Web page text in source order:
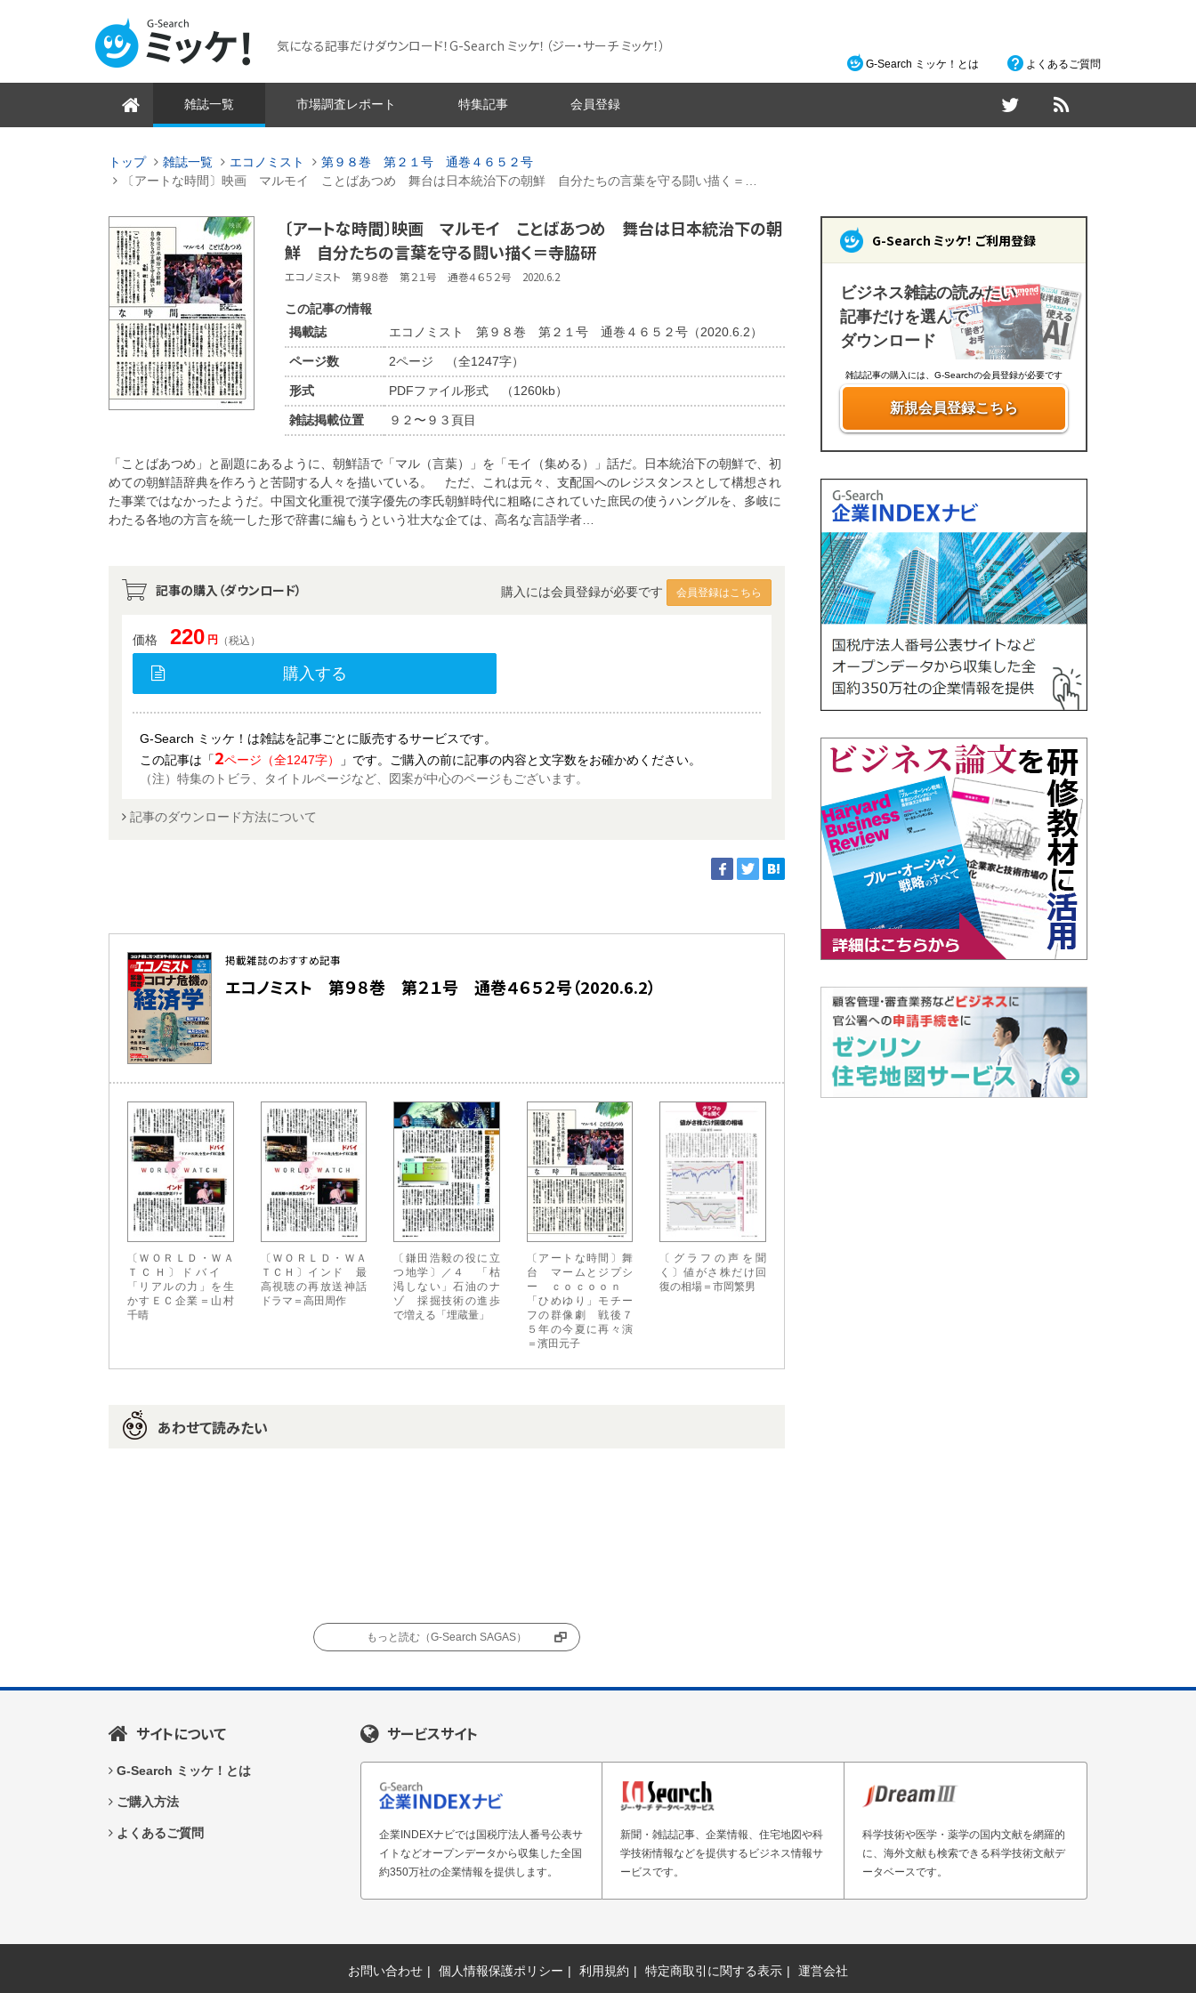
気になる記事だけダウンロード！G-Search ミッケ！ （ジー・サーチ ミッケ！）
G-Search ミッケ！とは よくあるご質問
雑誌一覧 市場調査レポート 特集記事 会員登録
トップ 雑誌一覧 エコノミスト
第９８巻 第２１号 通巻４６５２号
〔アートな時間〕映画 マルモイ ことばあつめ 舞台は日本統治下の朝鮮 自分たちの言葉を守る闘い描く＝…
〔アートな時間〕映画 マルモイ ことばあつめ 舞台は日本統治下の朝
鮮 自分たちの言葉を守る闘い描く＝寺脇研
エコノミスト 第９８巻 第２１号 通巻４６５２号 2020.6.2
この記事の情報
掲載誌
エコノミスト 第９８巻 第２１号 通巻４６５２号（2020.6.2）
ページ数 2ページ （全1247字）
形式 PDFファイル形式 （1260kb）
雑誌掲載位置 ９２〜９３頁目
「ことばあつめ」と副題にあるように、朝鮮語で「マル（言葉）」を「モイ（集める）」話だ。日本統治下の朝鮮で、初
めての朝鮮語辞典を作ろうと苦闘する人々を描いている。 ただ、これは元々、支配国へのレジスタンスとして構想され
た事業ではなかったようだ。中国文化重視で漢字優先の李氏朝鮮時代に粗略にされていた庶民の使うハングルを、多岐に
わたる各地の方言を統一した形で辞書に編もうという壮大な企ては、高名な言語学者…
記事の購入（ダウンロード） 購入には会員登録が必要です 会員登録はこちら
価格 220 円 （税込）
購入する
G-Search ミッケ！は雑誌を記事ごとに販売するサービスです。
この記事は「2ページ（全1247字）
」です。ご購入の前に記事の内容と文字数をお確かめください。
（注）特集のトビラ、タイトルページなど、図案が中心のページもございます。
記事のダウンロード方法について
掲載雑誌のおすすめ記事
エコノミスト 第９８巻 第２１号 通巻４６５２号（2020.6.2）
〔ＷＯＲＬＤ・ＷＡ
ＴＣＨ〕ドバイ
「リアルの力」を生
かすＥＣ企業＝山村
千晴
〔ＷＯＲＬＤ・ＷＡ
ＴＣＨ〕インド 最
高視聴の再放送神話
ドラマ＝高田周作
〔鎌田浩毅の役に立
つ地学〕／４ 「枯
渇しない」石油のナ
ゾ 採掘技術の進歩
で増える「埋蔵量」
〔アートな時間〕舞
台 マームとジプシ
ー ｃｏｃｏｏｎ
「ひめゆり」モチー
フの群像劇 戦後７
５年の今夏に再々演
＝濱田元子
〔グラフの声を聞
く〕値がさ株だけ回
復の相場＝市岡繁男
あわせて読みたい
もっと読む（G-Search SAGAS）
G-Search ミッケ！ ご利用登録
ビジネス雑誌の読みたい
記事だけを選んで
ダウンロード
雑誌記事の購入には、G-Searchの会員登録が必要です
新規会員登録こちら
サイトについて
G-Search ミッケ！とは
ご購入方法
よくあるご質問
サービスサイト
企業INDEXナビでは国税庁法人番号公表サ
イトなどオープンデータから収集した全国
約350万社の企業情報を提供します。
新聞・雑誌記事、企業情報、住宅地図や科
学技術情報などを提供するビジネス情報サ
ービスです。
科学技術や医学・薬学の国内文献を網羅的
に、海外文献も検索できる科学技術文献デ
ータベースです。
お問い合わせ 個人情報保護ポリシー 利用規約 特定商取引に関する表示 運営会社